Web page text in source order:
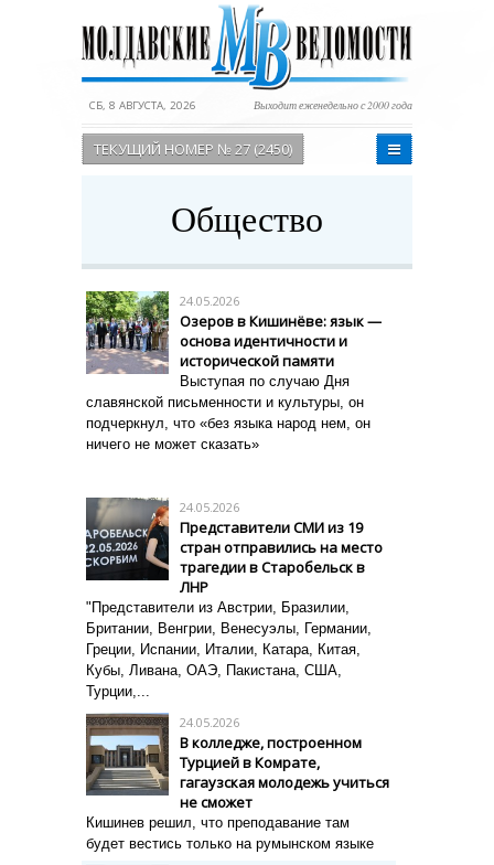
СБ, 8 АВГУСТА, 2026 Выходит еженедельно с 2000 года
ТЕКУЩИЙ НОМЕР № 27 (2450)
Общество
24.05.2026
Озеров в Кишинёве: язык —
основа идентичности и
исторической памяти
Выступая по случаю Дня
славянской письменности и культуры, он
подчеркнул, что «без языка народ нем, он
ничего не может сказать»
24.05.2026
Представители СМИ из 19
стран отправились на место
трагедии в Старобельск в
ЛНР
"Представители из Австрии, Бразилии,
Британии, Венгрии, Венесуэлы, Германии,
Греции, Испании, Италии, Катара, Китая,
Кубы, Ливана, ОАЭ, Пакистана, США,
Турции,...
24.05.2026
В колледже, построенном
Турцией в Комрате,
гагаузская молодежь учиться
не сможет
Кишинев решил, что преподавание там
будет вестись только на румынском языке